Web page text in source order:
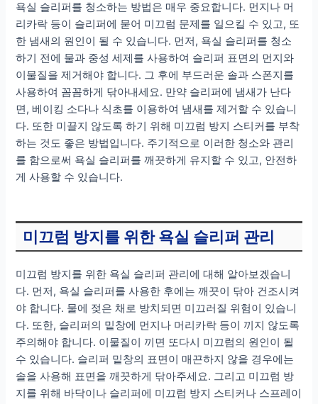
욕실 슬리퍼를 청소하는 방법은 매우 중요합니다. 먼지나 머
리카락 등이 슬리퍼에 묻어 미끄럼 문제를 일으킬 수 있고, 또
한 냄새의 원인이 될 수 있습니다. 먼저, 욕실 슬리퍼를 청소
하기 전에 물과 중성 세제를 사용하여 슬리퍼 표면의 먼지와
이물질을 제거해야 합니다. 그 후에 부드러운 솔과 스폰지를
사용하여 꼼꼼하게 닦아내세요. 만약 슬리퍼에 냄새가 난다
면, 베이킹 소다나 식초를 이용하여 냄새를 제거할 수 있습니
다. 또한 미끌지 않도록 하기 위해 미끄럼 방지 스티커를 부착
하는 것도 좋은 방법입니다. 주기적으로 이러한 청소와 관리
를 함으로써 욕실 슬리퍼를 깨끗하게 유지할 수 있고, 안전하
게 사용할 수 있습니다.
미끄럼 방지를 위한 욕실 슬리퍼 관리
미끄럼 방지를 위한 욕실 슬리퍼 관리에 대해 알아보겠습니
다. 먼저, 욕실 슬리퍼를 사용한 후에는 깨끗이 닦아 건조시켜
야 합니다. 물에 젖은 채로 방치되면 미끄러질 위험이 있습니
다. 또한, 슬리퍼의 밑창에 먼지나 머리카락 등이 끼지 않도록
주의해야 합니다. 이물질이 끼면 또다시 미끄럼의 원인이 될
수 있습니다. 슬리퍼 밑창의 표면이 매끈하지 않을 경우에는
솔을 사용해 표면을 깨끗하게 닦아주세요. 그리고 미끄럼 방
지를 위해 바닥이나 슬리퍼에 미끄럼 방지 스티커나 스프레이